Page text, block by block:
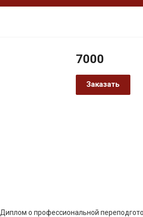
7000
Заказать
Диплом о профессиональной